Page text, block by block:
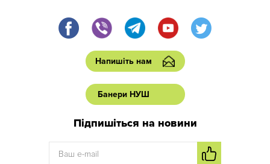
Напишіть нам
Банери НУШ
Підпишіться на новини